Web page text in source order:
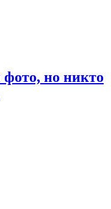
но никто